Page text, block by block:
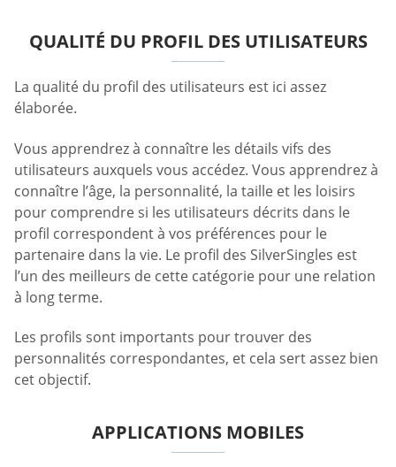
QUALITÉ DU PROFIL DES UTILISATEURS
La qualité du profil des utilisateurs est ici assez
élaborée.
Vous apprendrez à connaître les détails vifs des
utilisateurs auxquels vous accédez. Vous apprendrez à
connaître l’âge, la personnalité, la taille et les loisirs
pour comprendre si les utilisateurs décrits dans le
profil correspondent à vos préférences pour le
partenaire dans la vie. Le profil des SilverSingles est
l’un des meilleurs de cette catégorie pour une relation
à long terme.
Les profils sont importants pour trouver des
personnalités correspondantes, et cela sert assez bien
cet objectif.
APPLICATIONS MOBILES